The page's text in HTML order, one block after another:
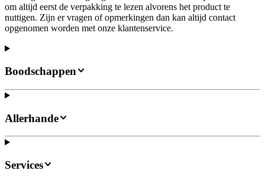
om altijd eerst de verpakking te lezen alvorens het product te
nuttigen. Zijn er vragen of opmerkingen dan kan altijd contact
opgenomen worden met onze klantenservice.
Boodschappen
Allerhande
Services